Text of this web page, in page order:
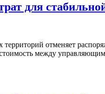
для
отменяет
между